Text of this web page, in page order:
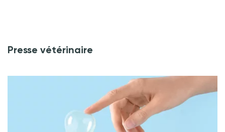
Presse vétérinaire